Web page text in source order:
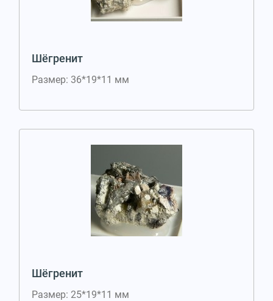
Шёгренит
Размер: 36*19*11 мм
Шёгренит
Размер: 25*19*11 мм